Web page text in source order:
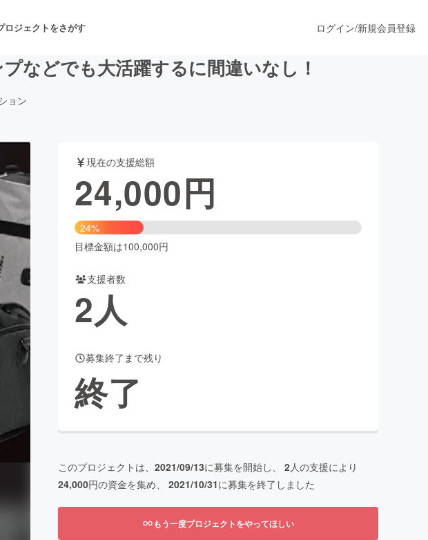
ロジェクトをさがす
舞台・パフォーマンス
フード・飲食店 ファッション
ビューティー・ヘルスケア
Creation
ログイン/新規会員登録
などでも大活躍するに間違いなし！
ョン
現在の支援総額
24,000円
24%
目標金額は100,000円
支援者数
2人
募集終了まで残り
終了
このプロジェクトは、 2021/09/13に募集を開始し、 2人の支援により
24,000円の資金を集め、 2021/10/31に募集を終了しました
もう一度プロジェクトをやってほしい